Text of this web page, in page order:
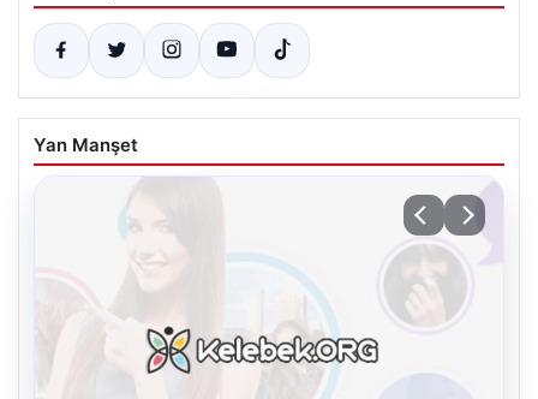
Yan Manşet